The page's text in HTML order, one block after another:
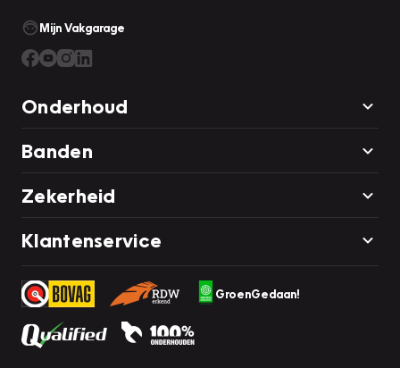
Mijn Vakgarage
Onderhoud
Banden
Zekerheid
Klantenservice
GroenGedaan!